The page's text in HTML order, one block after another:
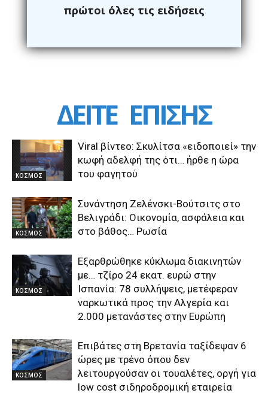
πρώτοι όλες τις ειδήσεις
ΔΕΙΤΕ ΕΠΙΣΗΣ
ΚΟΣΜΟΣ
Viral βίντεο: Σκυλίτσα «ειδοποιεί» την
κωφή αδελφή της ότι… ήρθε η ώρα
του φαγητού
ΚΟΣΜΟΣ
Συνάντηση Ζελένσκι-Βούτσιτς στο
Βελιγράδι: Οικονομία, ασφάλεια και
στο βάθος… Ρωσία
ΚΟΣΜΟΣ
Εξαρθρώθηκε κύκλωμα διακινητών
με… τζίρο 24 εκατ. ευρώ στην
Ισπανία: 78 συλλήψεις, μετέφεραν
ναρκωτικά προς την Αλγερία και
2.000 μετανάστες στην Ευρώπη
ΚΟΣΜΟΣ
Επιβάτες στη Βρετανία ταξίδεψαν 6
ώρες με τρένο όπου δεν
λειτουργούσαν οι τουαλέτες, οργή για
low cost σιδηροδρομική εταιρεία